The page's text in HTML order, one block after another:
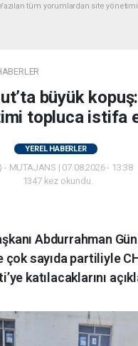
tüm yorumlardan site
büyük
topluca istifa
YEREL HABERLER
- MUTAJANS | 07.08.2026 - 13:38
1347 kez okundu.
Abdurrahman
çok sayıda partiliyle
katılacaklarını